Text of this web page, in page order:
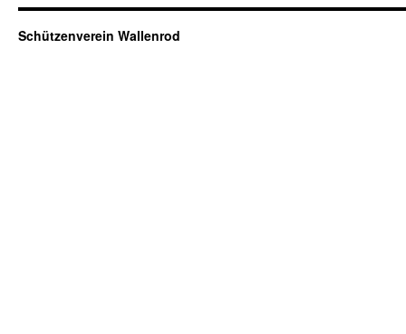
Schützenverein Wallenrod